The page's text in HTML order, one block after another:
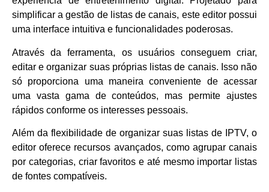
simplificar a gestão de listas de canais, este editor possui
uma interface intuitiva e funcionalidades poderosas.
Através da ferramenta, os usuários conseguem criar,
editar e organizar suas próprias listas de canais. Isso não
só proporciona uma maneira conveniente de acessar
uma vasta gama de conteúdos, mas permite ajustes
rápidos conforme os interesses pessoais.
Além da flexibilidade de organizar suas listas de IPTV, o
editor oferece recursos avançados, como agrupar canais
por categorias, criar favoritos e até mesmo importar listas
de fontes compatíveis.